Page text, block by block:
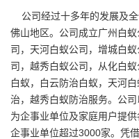
公司经过十多年的发展及
佛山地区。公司成立广州白
司，天河白蚁公司，增城白
司，越秀白蚁公司，从化白
白蚁，白云防治白蚁，天河
治，越秀白蚁防治服务。公
为企事业单位及家庭用户提
企事业单位超过3000家。凭